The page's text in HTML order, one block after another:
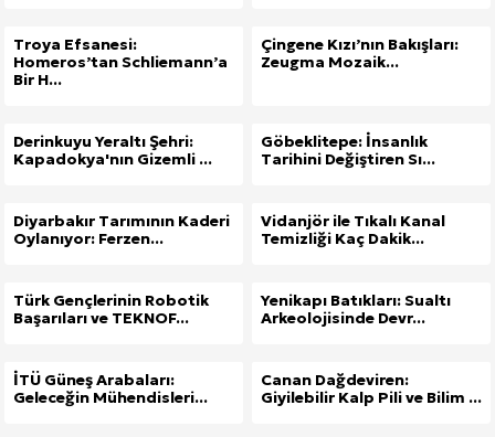
Troya Efsanesi:
Homeros’tan Schliemann’a
Bir H...
Çingene Kızı’nın Bakışları:
Zeugma Mozaik...
Derinkuyu Yeraltı Şehri:
Kapadokya'nın Gizemli ...
Göbeklitepe: İnsanlık
Tarihini Değiştiren Sı...
Diyarbakır Tarımının Kaderi
Oylanıyor: Ferzen...
Vidanjör ile Tıkalı Kanal
Temizliği Kaç Dakik...
Türk Gençlerinin Robotik
Başarıları ve TEKNOF...
Yenikapı Batıkları: Sualtı
Arkeolojisinde Devr...
İTÜ Güneş Arabaları:
Geleceğin Mühendisleri...
Canan Dağdeviren:
Giyilebilir Kalp Pili ve Bilim ...